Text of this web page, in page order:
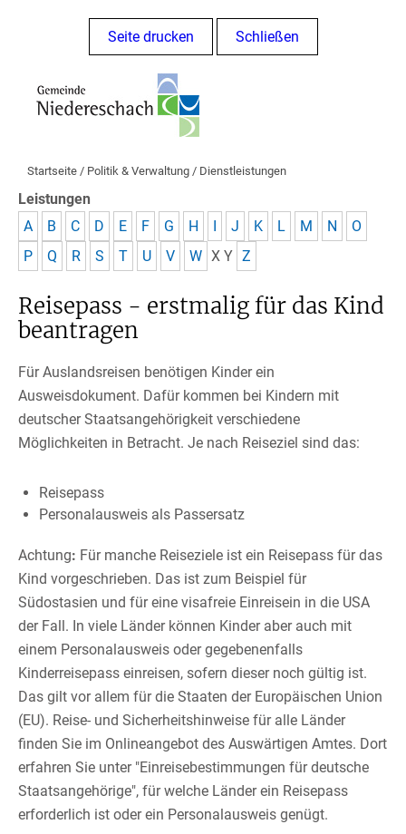
Seite drucken Schließen
Startseite / Politik & Verwaltung / Dienstleistungen
Leistungen
A
B C D E F G H I J K L M N
O
P
Q R S T U V W X Y Z
Reisepass - erstmalig für das Kind
beantragen
Für Auslandsreisen benötigen Kinder ein
Ausweisdokument. Dafür kommen bei Kindern mit
deutscher Staatsangehörigkeit verschiedene
Möglichkeiten in Betracht. Je nach Reiseziel sind das:
Reisepass
Personalausweis als Passersatz
Achtung: Für manche Reiseziele ist ein Reisepass für das
Kind vorgeschrieben. Das ist zum Beispiel für
Südostasien und für eine visafreie Einreisein in die USA
der Fall. In viele Länder können Kinder aber auch mit
einem Personalausweis oder gegebenenfalls
Kinderreisepass einreisen, sofern dieser noch gültig ist.
Das gilt vor allem für die Staaten der Europäischen Union
(EU). Reise- und Sicherheitshinweise für alle Länder
finden Sie im Onlineangebot des Auswärtigen Amtes. Dort
erfahren Sie unter "Einreisebestimmungen für deutsche
Staatsangehörige", für welche Länder ein Reisepass
erforderlich ist oder ein Personalausweis genügt.